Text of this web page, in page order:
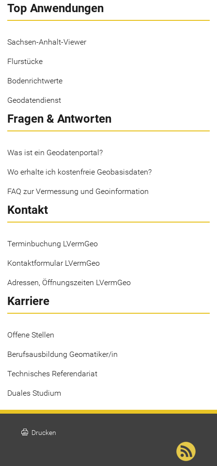
Top Anwendungen
Sachsen-Anhalt-Viewer
Flurstücke
Bodenrichtwerte
Geodatendienst
Fragen & Antworten
Was ist ein Geodatenportal?
Wo erhalte ich kostenfreie Geobasisdaten?
FAQ zur Vermessung und Geoinformation
Kontakt
Terminbuchung LVermGeo
Kontaktformular LVermGeo
Adressen, Öffnungszeiten LVermGeo
Karriere
Offene Stellen
Berufsausbildung Geomatiker/in
Technisches Referendariat
Duales Studium
print Drucken